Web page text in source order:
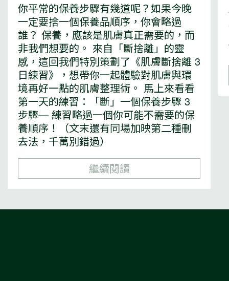
你平常的保養步驟有幾道呢？如果今晚
一定要捨一個保養品順序，你會略過
誰？ 保養，應該是肌膚真正需要的，而
非我們想要的。 來自「斷捨離」的靈
感，這回我們特別策劃了《肌膚斷捨離 3
日練習》，想帶你一起體驗對肌膚與環
境再好一點的肌膚整理術。 馬上來看看
第一天的練習：「斷」一個保養步驟 3
步驟— 練習略過一個你可能不需要的保
養順序！（文末還有同場加映第二種刪
去法，千萬別錯過）
繼續閱讀